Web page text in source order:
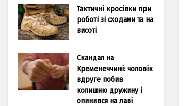
Тактичні кросівки при
роботі зі сходами та на
висоті
Скандал на
Кременеччині: чоловік
вдруге побив
колишню дружину і
опинився на лаві